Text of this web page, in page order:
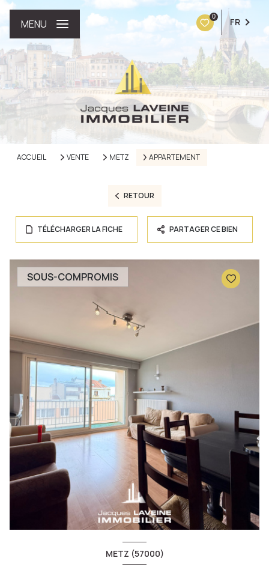
0 FR
MENU
ACCUEIL VENTE METZ APPARTEMENT
RETOUR
TÉLÉCHARGER LA FICHE PARTAGER CE BIEN
SOUS-COMPROMIS
METZ (57000)